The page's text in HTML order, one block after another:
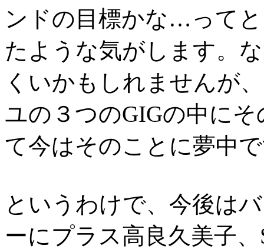
ンドの目標かな…って
たような気がします。
くいかもしれませんが
ユの３つのGIGの中に
て今はそのことに夢中
というわけで、今後は
ーにプラス高良久美子